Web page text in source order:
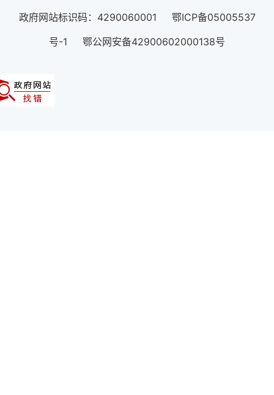
政府网站标识码：4290060001 鄂ICP备05005537
号-1 鄂公网安备42900602000138号